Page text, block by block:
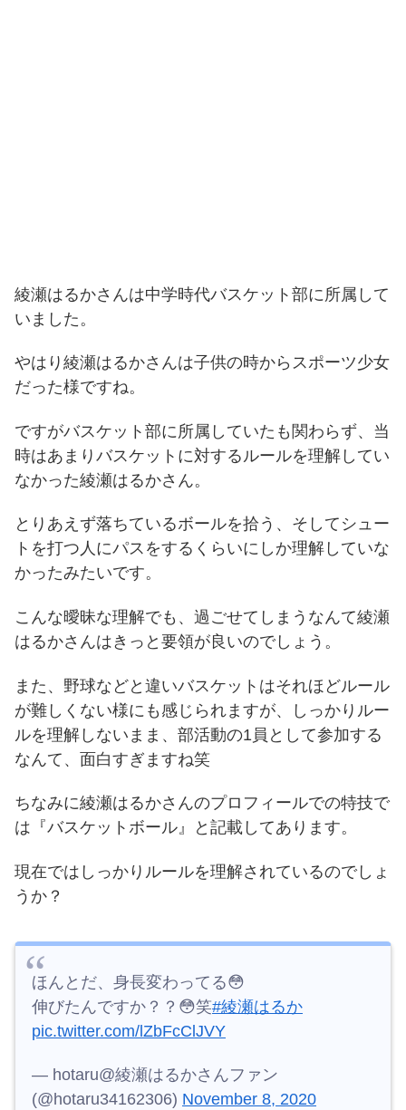
綾瀬はるかさんは中学時代バスケット部に所属して
いました。
やはり綾瀬はるかさんは子供の時からスポーツ少女
だった様ですね。
ですがバスケット部に所属していたも関わらず、当
時はあまりバスケットに対するルールを理解してい
なかった綾瀬はるかさん。
とりあえず落ちているボールを拾う、そしてシュー
トを打つ人にパスをするくらいにしか理解していな
かったみたいです。
こんな曖昧な理解でも、過ごせてしまうなんて綾瀬
はるかさんはきっと要領が良いのでしょう。
また、野球などと違いバスケットはそれほどルール
が難しくない様にも感じられますが、しっかりルー
ルを理解しないまま、部活動の1員として参加する
なんて、面白すぎますね笑
ちなみに綾瀬はるかさんのプロフィールでの特技で
は『バスケットボール』と記載してあります。
現在ではしっかりルールを理解されているのでしょ
うか？
ほんとだ、身長変わってる😳
伸びたんですか？？😳笑#綾瀬はるか
pic.twitter.com/lZbFcClJVY
— hotaru@綾瀬はるかさんファン
(@hotaru34162306) November 8, 2020